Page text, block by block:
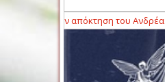
την απόκτηση του Ανδρέα Μακρή